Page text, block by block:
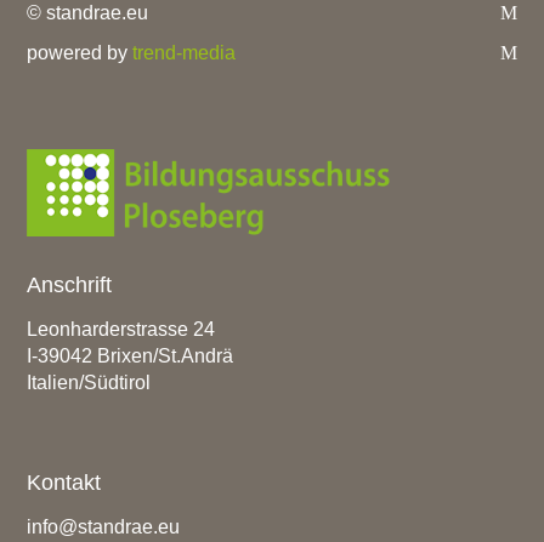
© standrae.eu
powered bytrend-media
Anschrift
Leonharderstrasse 24
I-39042 Brixen/St.Andrä
Italien/Südtirol
Kontakt
info@standrae.eu